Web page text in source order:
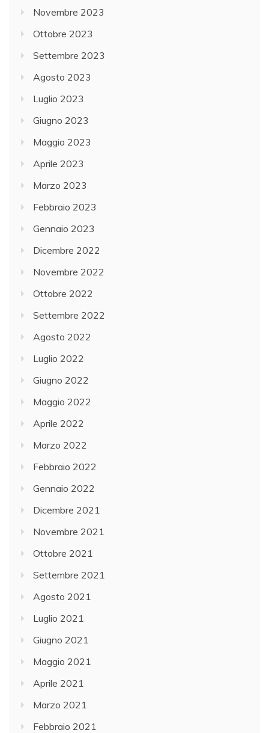
Novembre 2023
Ottobre 2023
Settembre 2023
Agosto 2023
Luglio 2023
Giugno 2023
Maggio 2023
Aprile 2023
Marzo 2023
Febbraio 2023
Gennaio 2023
Dicembre 2022
Novembre 2022
Ottobre 2022
Settembre 2022
Agosto 2022
Luglio 2022
Giugno 2022
Maggio 2022
Aprile 2022
Marzo 2022
Febbraio 2022
Gennaio 2022
Dicembre 2021
Novembre 2021
Ottobre 2021
Settembre 2021
Agosto 2021
Luglio 2021
Giugno 2021
Maggio 2021
Aprile 2021
Marzo 2021
Febbraio 2021